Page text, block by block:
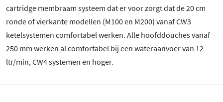
cartridge membraam systeem dat er voor zorgt dat de 20 cm
ronde of vierkante modellen (M100 en M200) vanaf CW3
ketelsystemen comfortabel werken. Alle hoofddouches vanaf
250 mm werken al comfortabel bij een wateraanvoer van 12
ltr/min, CW4 systemen en hoger.